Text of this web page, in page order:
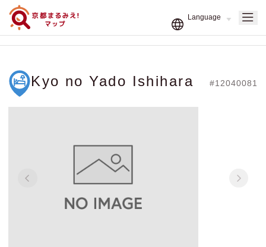
Kyo no Yado Ishihara #12040081